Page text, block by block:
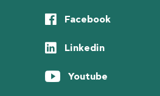
Facebook
Linkedin
Youtube